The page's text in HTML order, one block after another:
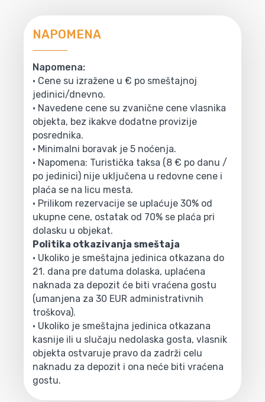
NAPOMENA
Napomena:
• Cene su izražene u € po smeštajnoj
jedinici/dnevno.
• Navedene cene su zvanične cene vlasnika
objekta, bez ikakve dodatne provizije
posrednika.
• Minimalni boravak je 5 noćenja.
• Napomena: Turistička taksa (8 € po danu /
po jedinici) nije uključena u redovne cene i
plaća se na licu mesta.
• Prilikom rezervacije se uplaćuje 30% od
ukupne cene, ostatak od 70% se plaća pri
dolasku u objekat.
Politika otkazivanja smeštaja
• Ukoliko je smeštajna jedinica otkazana do
21. dana pre datuma dolaska, uplaćena
naknada za depozit će biti vraćena gostu
(umanjena za 30 EUR administrativnih
troškova).
• Ukoliko je smeštajna jedinica otkazana
kasnije ili u slučaju nedolaska gosta, vlasnik
objekta ostvaruje pravo da zadrži celu
naknadu za depozit i ona neće biti vraćena
gostu.